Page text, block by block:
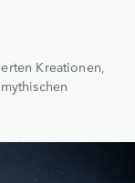
Kreationen,